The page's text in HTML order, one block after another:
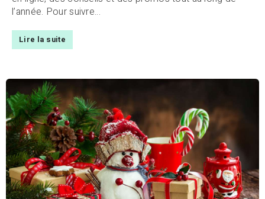
l’année. Pour suivre...
Lire la suite